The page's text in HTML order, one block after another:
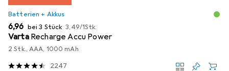
Batterien + Akkus
EUR
6,96 bei 3 Stück EUR
3,49/1Stk.
Varta Recharge Accu Power
2 Stk., AAA, 1000 mAh
2247